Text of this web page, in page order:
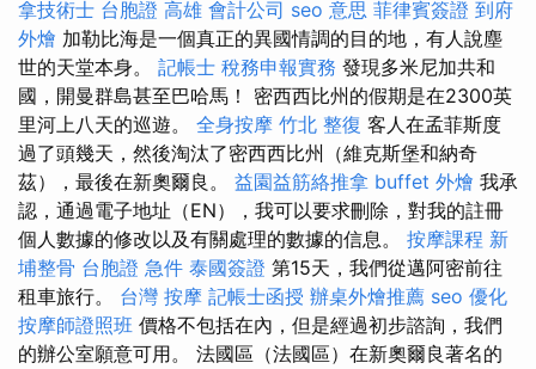
拿技術士 台胞證 高雄 會計公司 seo 意思 菲律賓簽證 到府
外燴 加勒比海是一個真正的異國情調的目的地，有人說塵
世的天堂本身。 記帳士 稅務申報實務 發現多米尼加共和
國，開曼群島甚至巴哈馬！ 密西西比州的假期是在2300英
里河上八天的巡遊。 全身按摩 竹北 整復 客人在孟菲斯度
過了頭幾天，然後淘汰了密西西比州（維克斯堡和納奇
茲），最後在新奧爾良。 益園益筋絡推拿 buffet 外燴 我承
認，通過電子地址（EN），我可以要求刪除，對我的註冊
個人數據的修改以及有關處理的數據的信息。 按摩課程 新
埔整骨 台胞證 急件 泰國簽證 第15天，我們從邁阿密前往
租車旅行。 台灣 按摩 記帳士函授 辦桌外燴推薦 seo 優化
按摩師證照班 價格不包括在內，但是經過初步諮詢，我們
的辦公室願意可用。 法國區（法國區）在新奧爾良著名的